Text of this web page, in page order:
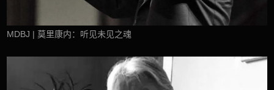
MDBJ | 莫里康内：听见未见之魂